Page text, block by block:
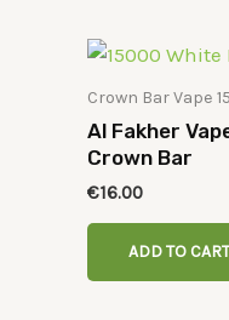
Crown Bar Vape
Al Fakher
Crown Bar
€16.00
ADD TO CART